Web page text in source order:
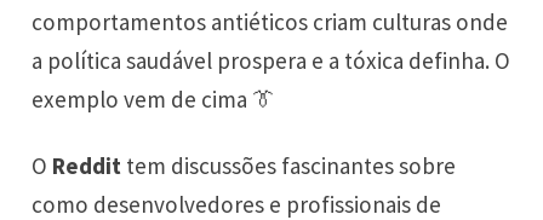
comportamentos antiéticos criam culturas onde
a política saudável prospera e a tóxica definha. O
exemplo vem de cima 👔
O Reddit tem discussões fascinantes sobre
como desenvolvedores e profissionais de